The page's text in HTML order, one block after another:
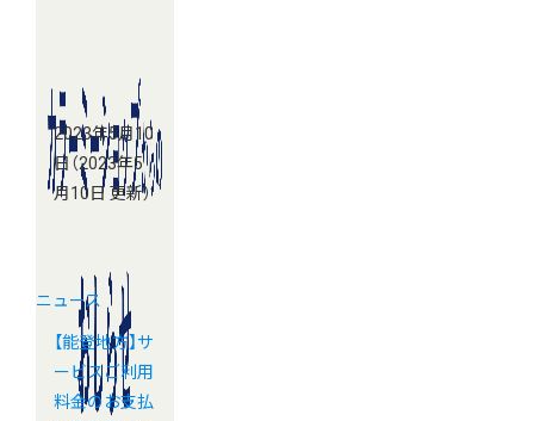
2023年5月10
日 （2023年5
月10日 更新）
ニュース
【能登地方】サ
ービスご利用
料金のお支払